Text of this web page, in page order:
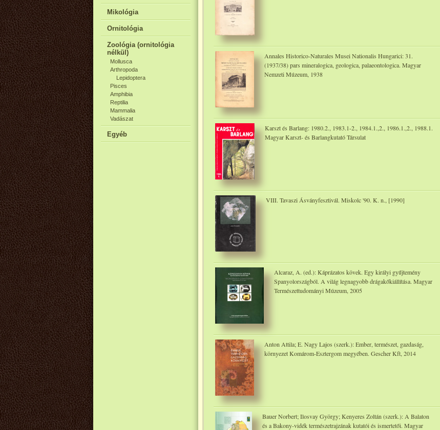
Mikológia
Ornitológia
Zoológia (ornitológia
nélkül)
Mollusca
Arthropoda
Lepidoptera
Pisces
Amphibia
Reptilia
Mammalia
Vadászat
Egyéb
Annales Historico-Naturales Musei Nationalis Hungarici: 31.
(1937/38) pars mineralogica, geologica, palaeontologica. Magyar
Nemzeti Múzeum, 1938
Karszt és Barlang: 1980.2., 1983.1-2., 1984.1.,2., 1986.1.,2., 1988.1.
Magyar Karszt- és Barlangkutató Társulat
VIII. Tavaszi Ásványfesztivál. Miskolc '90. K. n., [1990]
Alcaraz, A. (ed.): Káprázatos kövek. Egy királyi gyűjtemény
Spanyolországból. A világ legnagyobb drágakőkiállítása. Magyar
Természettudományi Múzeum, 2005
Anton Attila; E. Nagy Lajos (szerk.): Ember, természet, gazdaság,
környezet Komárom-Esztergom megyében. Gescher Kft, 2014
Bauer Norbert; Ilosvay György; Kenyeres Zoltán (szerk.): A Balaton
és a Bakony-vidék természetrajzának kutatói és ismertetői. Magyar